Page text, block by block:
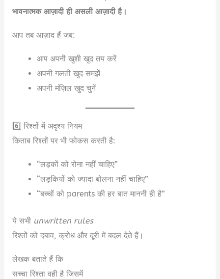
भावनात्मक आज़ादी ही असली आज़ादी है।
आप तब आज़ाद हैं जब:
आप अपनी खुशी खुद तय करें
अपनी गलती खुद समझें
अपनी मंज़िल खुद चुनें
6️⃣ रिश्तों में अदृश्य नियम
किताब रिश्तों पर भी फोकस करती है:
“लड़कों को रोना नहीं चाहिए”
“लड़कियों को ज्यादा बोलना नहीं चाहिए”
“बच्चों को parents की हर बात माननी ही है”
ये सभी unwritten rules
रिश्तों को दबाव, क्रोध और दूरी में बदल देते हैं।
लेखक बताते हैं कि
सच्चा रिश्ता वही है जिसमें